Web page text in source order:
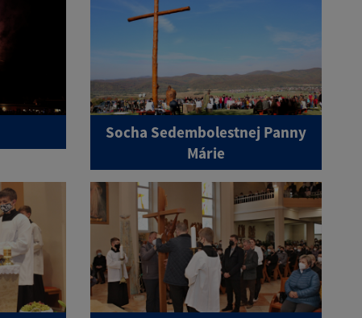
Socha Sedembolestnej Panny
Márie